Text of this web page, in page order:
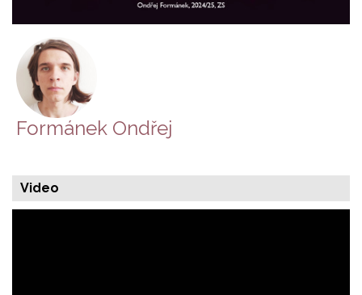
Formánek Ondřej
Video